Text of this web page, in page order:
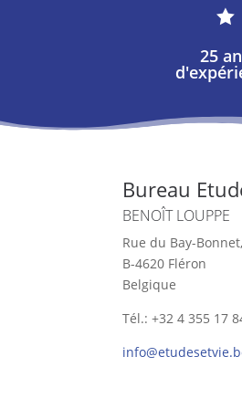

25
Bureau
BENOÎT LOUPPE
Rue du Bay-
B-4620 Fléron
Belgique
Tél.: +32 4 355 17